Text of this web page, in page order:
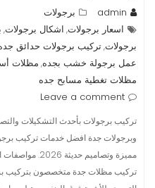
admin
برجولات
اسعار برجولات, اشكال برجولات,
برجولات,تركيب برجولات حدائق
عمل برجولة خشب بجده, مظلات
مظلات تغطية مسابح جده
Leave a comment
وبرجولات جدة افضل خدمات تركيب
مميزة وتصاميم
تركيب مظلات جدة متخصصون بتركيب